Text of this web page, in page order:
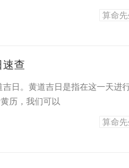
算命先
速查
日。黄道吉日是指在这一天进
历，我们可以
算命先